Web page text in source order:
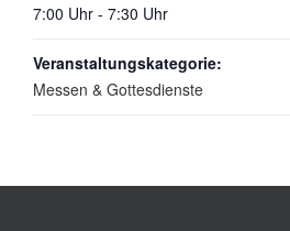
7:00 Uhr - 7:30 Uhr
Veranstaltungskategorie:
Messen & Gottesdienste